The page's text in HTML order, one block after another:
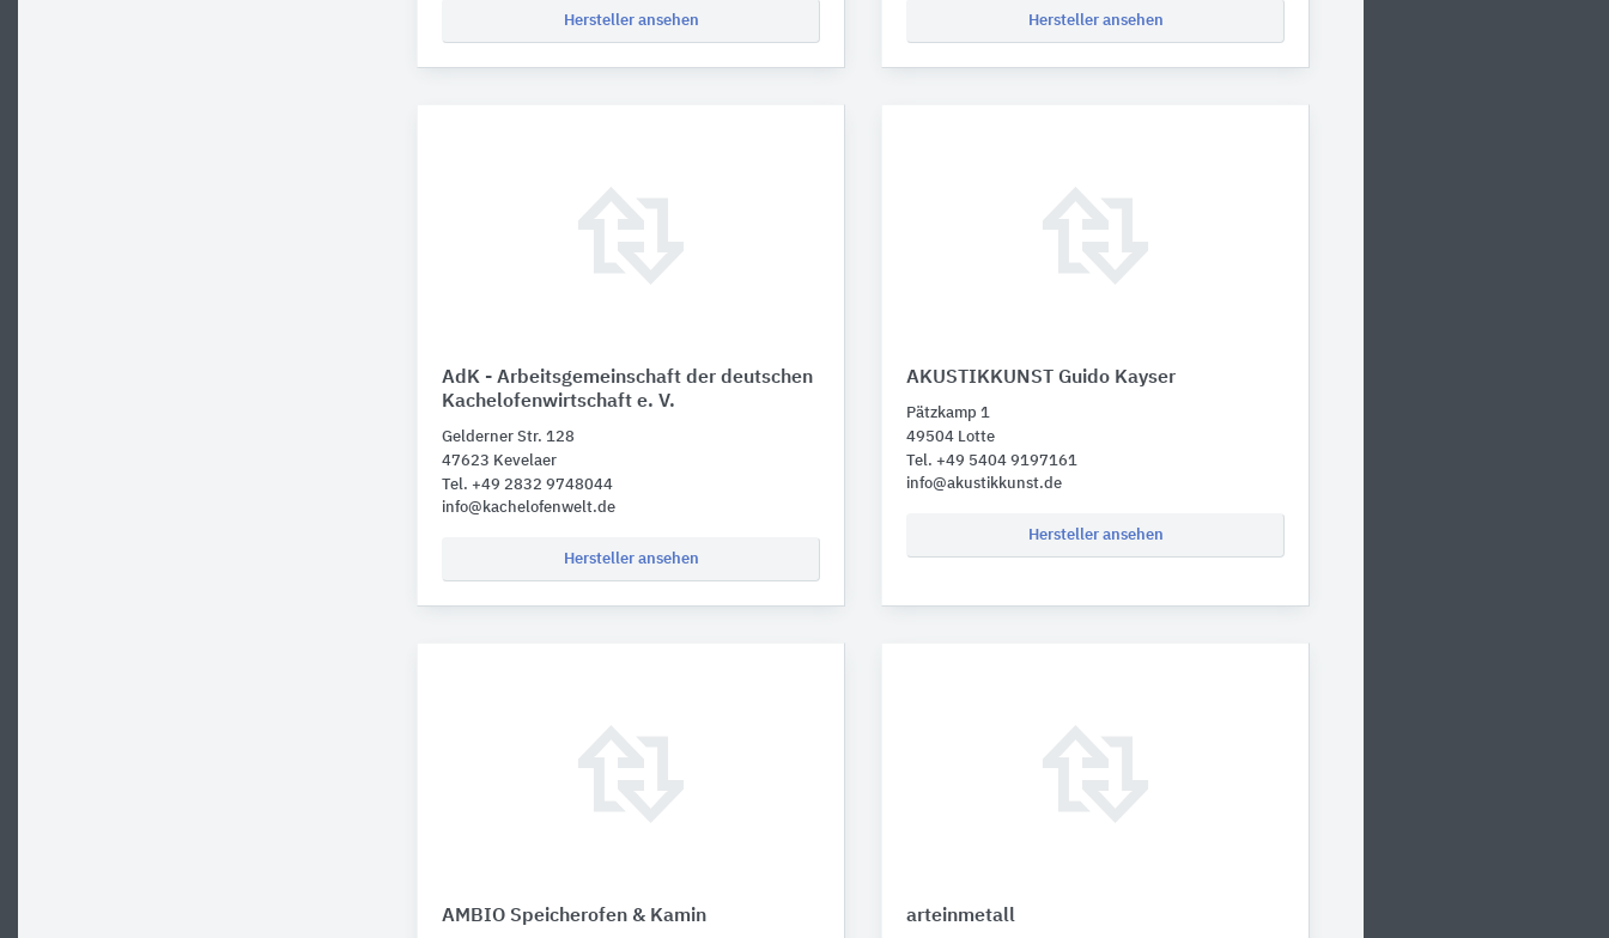
Hersteller ansehen Hersteller ansehen
AdK - Arbeitsgemeinschaft der deutschen
Kachelofenwirtschaft e. V.
Gelderner Str. 128
47623 Kevelaer
Tel. +49 2832 9748044
info@kachelofenwelt.de
Hersteller ansehen
AKUSTIKKUNST Guido Kayser
Pätzkamp 1
49504 Lotte
Tel. +49 5404 9197161
info@akustikkunst.de
Hersteller ansehen
AMBIO Speicherofen & Kamin arteinmetall